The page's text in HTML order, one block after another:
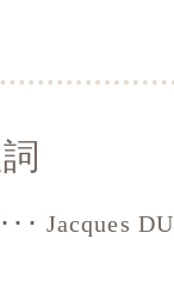
･･ Jacques